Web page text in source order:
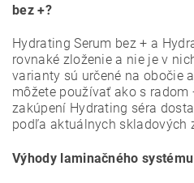
bez +?
Hydrating Serum bez + a
rovnaké zloženie a nie je v
varianty sú určené na obočie
môžete používať ako s radom
zakúpení Hydrating séra
podľa aktuálnych skladových
Výhody laminačného